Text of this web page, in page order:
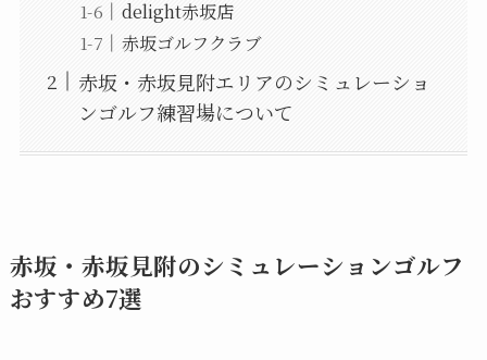
delight赤坂店
赤坂ゴルフクラブ
赤坂・赤坂見附エリアのシミュレーショ
ンゴルフ練習場について
赤坂・赤坂見附のシミュレーションゴルフ
おすすめ7選